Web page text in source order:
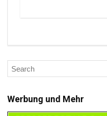
Werbung und Mehr